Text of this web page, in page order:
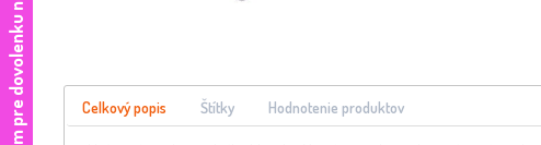
Celkový popis Štítky Hodnotenie produktov